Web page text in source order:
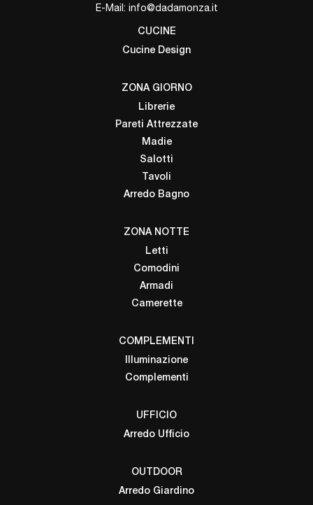
E-Mail: info@dadamonza.it
CUCINE
Cucine Design
ZONA GIORNO
Librerie
Pareti Attrezzate
Madie
Salotti
Tavoli
Arredo Bagno
ZONA NOTTE
Letti
Comodini
Armadi
Camerette
COMPLEMENTI
Illuminazione
Complementi
UFFICIO
Arredo Ufficio
OUTDOOR
Arredo Giardino